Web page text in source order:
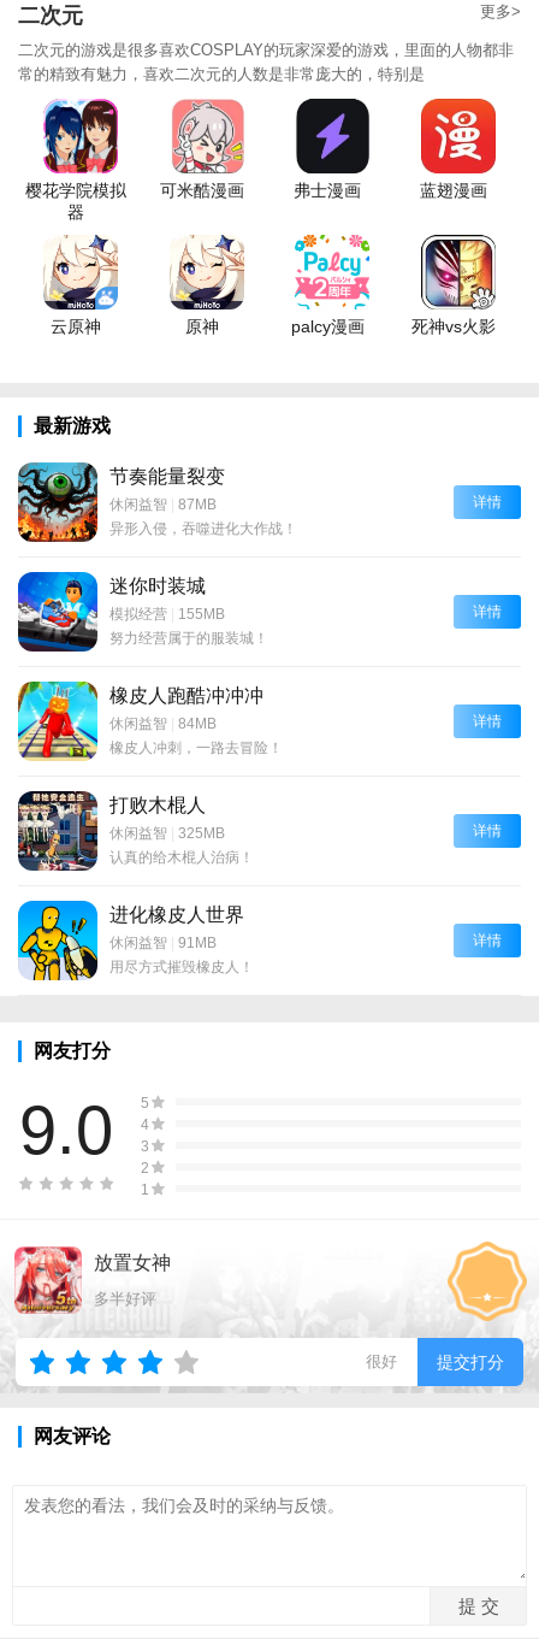
二次元 更多>
二次元的游戏是很多喜欢COSPLAY的玩家深爱的游戏，里面的人物都非
常的精致有魅力，喜欢二次元的人数是非常庞大的，特别是
樱花学院模拟
器
可米酷漫画 弗士漫画 蓝翅漫画
云原神 原神 palcy漫画 死神vs火影
最新游戏
节奏能量裂变
休闲益智 | 87MB
异形入侵，吞噬进化大作战！
详情
迷你时装城
模拟经营 | 155MB
努力经营属于的服装城！
详情
橡皮人跑酷冲冲冲
休闲益智 | 84MB
橡皮人冲刺，一路去冒险！
详情
打败木棍人
休闲益智 | 325MB
认真的给木棍人治病！
详情
进化橡皮人世界
休闲益智 | 91MB
用尽方式摧毁橡皮人！
详情
网友打分
9.0
5
4
3
2
1
放置女神
多半好评
很好 提交打分
网友评论